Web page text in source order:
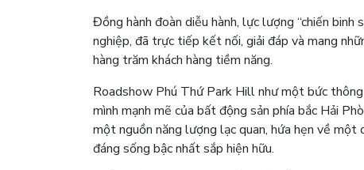
Đồng hành đoàn diễu hành, lực lượng “chiến
nghiệp, đã trực tiếp kết nối, giải đáp và mang
hàng trăm khách hàng tiềm năng.
Roadshow Phú Thứ Park Hill như một bức
mình mạnh mẽ của bất động sản phía bắc Hải
một nguồn năng lượng lạc quan, hứa hẹn về
đáng sống bậc nhất sắp hiện hữu.